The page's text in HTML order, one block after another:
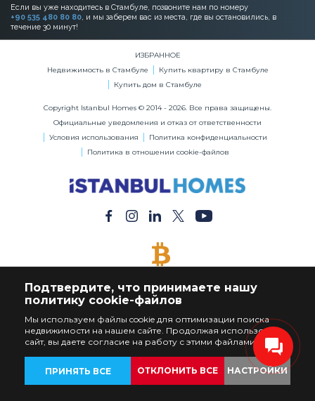
Если вы уже находитесь в Стамбуле, позвоните нам по номеру
+90 535 480 80 80, и мы заберем вас из места, где вы остановились, в
течение 30 минут!
ИЗБРАННОЕ
Недвижимость в Стамбуле
Купить квартиру в Стамбуле
Купить дом в Стамбуле
Copyright Istanbul Homes © 2014 - 2026. Все права защищены.
Официальные уведомления и отказ от ответственности
Условия использования
Политика конфиденциальности
Политика в отношении cookie-файлов
Купите Любую Недвижимость за Биткойны
Подтвердите, что принимаете нашу
политику cookie-файлов
Мы используем файлы cookie для оптимизации поиска
недвижимости на нашем сайте. Продолжая использовать
сайт, вы даете согласие на работу с этими файлами.
ПРИНЯТЬ ВСЕ ОТКЛОНИТЬ ВСЕ НАСТРОЙКИ